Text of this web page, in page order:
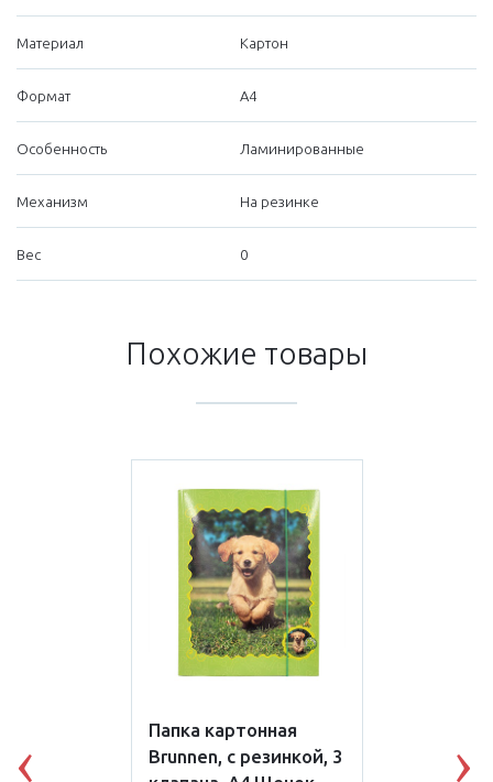
Материал Картон
Формат А4
Особенность Ламинированные
Механизм На резинке
Вес 0
Похожие товары
Папка картонная
Brunnen, с резинкой, 3